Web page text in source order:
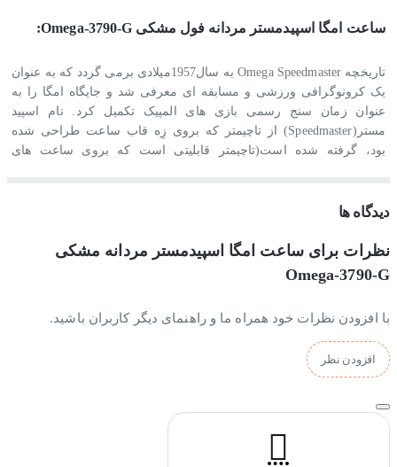
ساعت امگا اسپیدمستر مردانه فول مشکی Omega-3790-G:
تاریخچه Omega Speedmaster
به سال1957میلادی برمی گردد که به عنوان
یک کرونوگرافی ورزشی و مسابقه ای معرفی شد و جایگاه امگا را به
عنوان زمان سنج رسمی بازی های المپیک تکمیل کرد. نام اسپید
مستر(Speedmaster) از تاچیمتر که بروی زِه قاب ساعت طراحی شده
بود، گرفته شده است(تاچیمتر قابلیتی است که بروی ساعت های
ساعت امگا اسپیدمستر دارای تاریخچه پرافتخاری است؛ این ساعت در
اولین پیاده روی فضایی آمریکا به عنوان بخشی از مأموریت
ناسا استفاده شد و در مأموریت آپولو 11 اولین ساعتی بود که یک
فضانورد در هنگام پیاده روی بروی ماه روی مچ دست بسته بود.
استایل این ساعت امگا لوکس و اسپورت است که با تیپ های اسپورت و
دیدگاه ها
نظرات برای ساعت امگا اسپیدمستر مردانه مشکی
Omega-3790-G
با افزودن نظرات خود همراه ما و راهنمای دیگر کاربران باشید.
افزودن نظر